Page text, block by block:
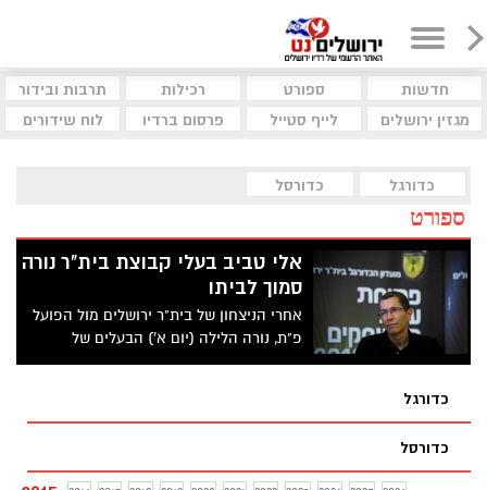
חדשות ספורט רכילות
תרבות ובידור
מגזין ירושלים
לייף סטייל פרסום ברדיו לוח שידורים
כדורגל כדורסל
ספורט
אלי טביב בעלי קבוצת בית"ר נורה
סמוך לביתו
אחרי הניצחון של בית"ר ירושלים מול הפועל
פ"ת, נורה הלילה (יום א') הבעלים של
הירושלמית, אלי טביב. טביב נפגע מרסיס של
כדורגל
כדורסל